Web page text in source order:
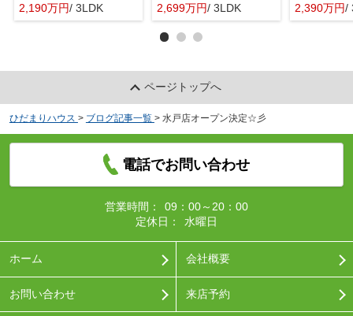
2,190万円/ 3LDK
2,699万円/ 3LDK 2,390万円/
ページトップへ
ひだまりハウス > ブログ記事一覧 > 水戸店オープン決定☆彡
電話でお問い合わせ
営業時間：
09：00～20：00
定休日：
水曜日
ホーム 会社概要
お問い合わせ 来店予約